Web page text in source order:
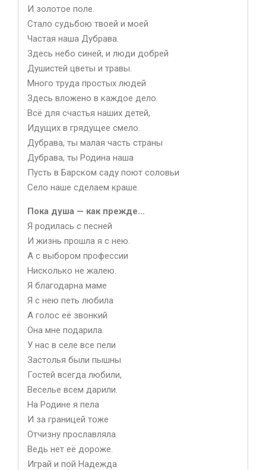
И золотое поле.
Стало судьбою твоей и моей
Частая наша Дубрава.
Здесь небо синей, и люди добрей
Душистей цветы и травы.
Много труда простых людей
Здесь вложено в каждое дело.
Всё для счастья наших детей,
Идущих в грядущее смело.
Дубрава, ты малая часть страны
Дубрава, ты Родина наша
Пусть в Барском саду поют соловьи
Село наше сделаем краше.
Пока душа — как прежде…
Я родилась с песней
И жизнь прошла я с нею.
А с выбором профессии
Нисколько не жалею.
Я благодарна маме
Я с нею петь любила
А голос её звонкий
Она мне подарила.
У нас в селе все пели
Застолья были пышны
Гостей всегда любили,
Веселье всем дарили.
На Родине я пела
И за границей тоже
Отчизну прославляла
Ведь нет её дороже.
Играй и пой Надежда